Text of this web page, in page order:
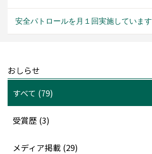
安全パトロールを月１回実施しています
おしらせ
すべて (79)
受賞歴 (3)
メディア掲載 (29)